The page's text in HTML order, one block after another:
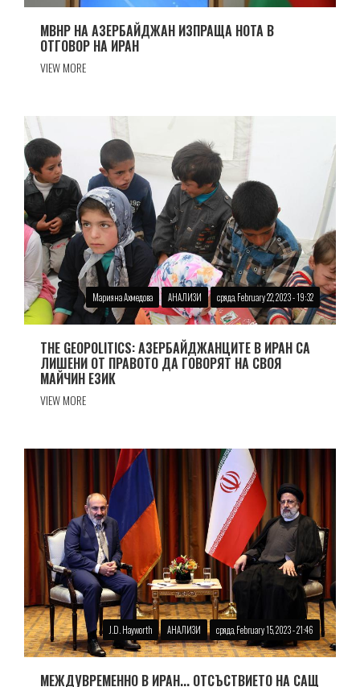
МВНР НА АЗЕРБАЙДЖАН ИЗПРАЩА НОТА В
ОТГОВОР НА ИРАН
VIEW MORE
Марияна Ахмедова АНАЛИЗИ сряда, February 22, 2023 - 19:32
THE GEOPOLITICS: АЗЕРБАЙДЖАНЦИТЕ В ИРАН СА
ЛИШЕНИ ОТ ПРАВОТО ДА ГОВОРЯТ НА СВОЯ
МАЙЧИН ЕЗИК
VIEW MORE
J.D. Hayworth АНАЛИЗИ сряда, February 15, 2023 - 21:46
МЕЖДУВРЕМЕННО В ИРАН... ОТСЪСТВИЕТО НА САЩ